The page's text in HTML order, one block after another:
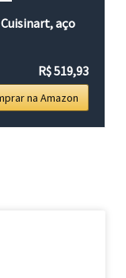
aço
R$ 519,93
na Amazon